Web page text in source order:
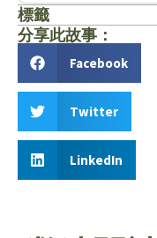
標籤
分享此故事：
Facebook
Twitter
LinkedIn